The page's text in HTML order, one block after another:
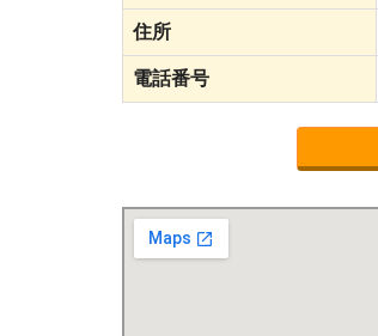
住所
電話番号